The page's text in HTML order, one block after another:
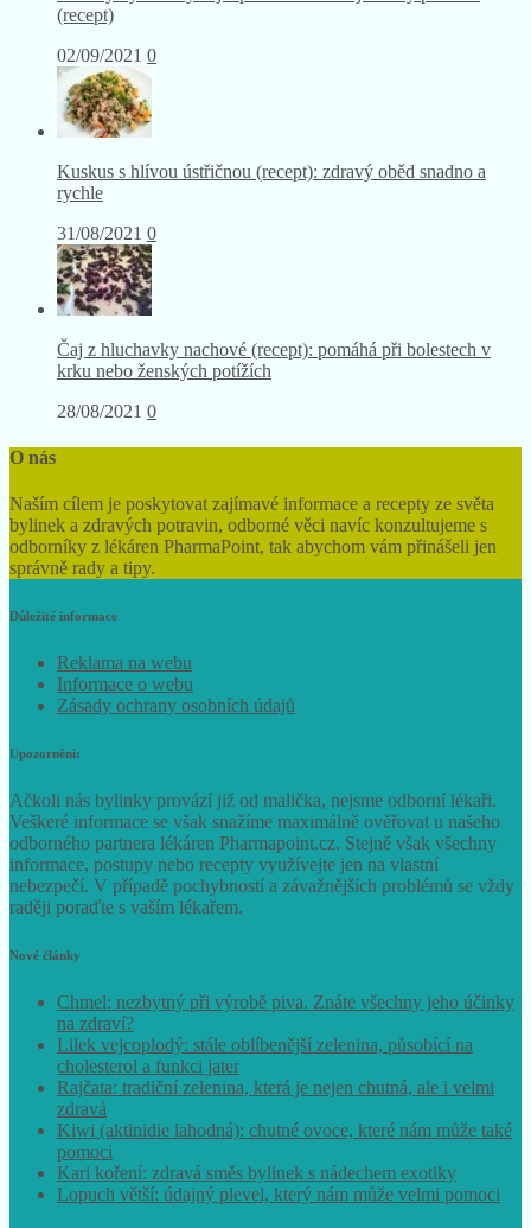
(recept)
02/09/2021 0
Kuskus s hlívou ústřičnou (recept): zdravý oběd snadno a
rychle
31/08/2021 0
Čaj z hluchavky nachové (recept): pomáhá při bolestech v
krku nebo ženských potížích
28/08/2021 0
O nás
Naším cílem je poskytovat zajímavé informace a recepty ze světa
bylinek a zdravých potravin, odborné věci navíc konzultujeme s
odborníky z lékáren PharmaPoint, tak abychom vám přinášeli jen
správně rady a tipy.
Důležité informace
Reklama na webu
Informace o webu
Zásady ochrany osobních údajů
Upozornění:
Ačkoli nás bylinky provází již od malička, nejsme odborní lékaři.
Veškeré informace se však snažíme maximálně ověřovat u našeho
odborného partnera lékáren Pharmapoint.cz. Stejně však všechny
informace, postupy nebo recepty využívejte jen na vlastní
nebezpečí. V případě pochybností a závažnějších problémů se vždy
raději poraďte s vaším lékařem.
Nové články
Chmel: nezbytný při výrobě piva. Znáte všechny jeho účinky
na zdraví?
Lilek vejcoplodý: stále oblíbenější zelenina, působící na
cholesterol a funkci jater
Rajčata: tradiční zelenina, která je nejen chutná, ale i velmi
zdravá
Kiwi (aktinidie lahodná): chutné ovoce, které nám může také
pomoci
Kari koření: zdravá směs bylinek s nádechem exotiky
Lopuch větší: údajný plevel, který nám může velmi pomoci